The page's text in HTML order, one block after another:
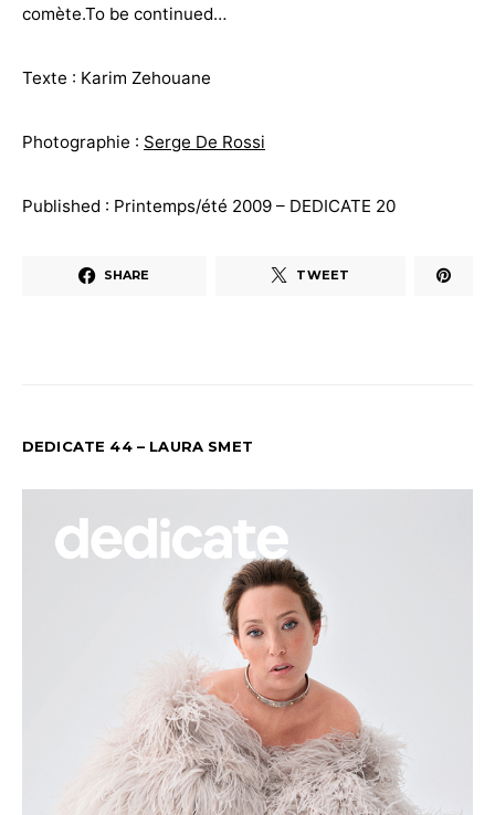
comète.To be continued…
Texte : Karim Zehouane
Photographie : Serge De Rossi
Published : Printemps/été 2009 – DEDICATE 20
SHARE TWEET
DEDICATE 44 – LAURA SMET